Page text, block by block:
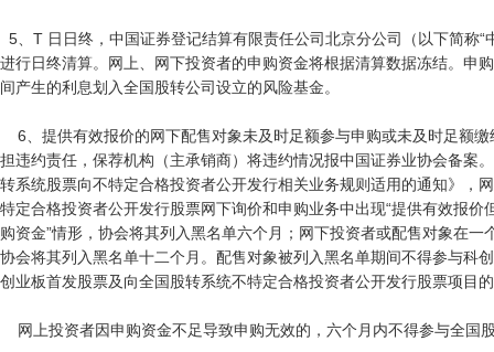
进行日终清算。网上、网下投资者的申购资金将根据清算数据冻结。申
间产生的利息划入全国股转公司设立的风险基金。
担违约责任，保荐机构（主承销商）将违约情况报中国证券业协会备案
转系统股票向不特定合格投资者公开发行相关业务规则适用的通知》，
特定合格投资者公开发行股票网下询价和申购业务中出现“提供有效报价
购资金”情形，协会将其列入黑名单六个月；网下投资者或配售对象在
协会将其列入黑名单十二个月。配售对象被列入黑名单期间不得参与科
创业板首发股票及向全国股转系统不特定合格投资者公开发行股票项目